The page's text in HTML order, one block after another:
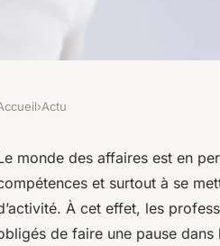
des cours
›Actu
monde des affaires est en
et surtout à se
À cet effet, les
de faire une pause